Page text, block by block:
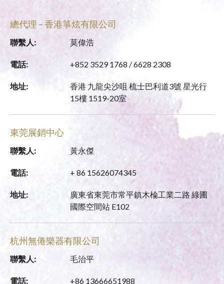
總代理 – 香港箏炫有限公司
聯繫人: 莫偉浩
電話: +852 3529 1768 / 6628 2308
地址:
香港 九龍尖沙咀 梳士巴利道3號 星光行
15樓 1519-20室
東莞展銷中心
聯繫人: 黃永傑
電話: + 86 15626074345
地址:
廣東省東莞市常平鎮木棆工業二路 綠圃
國際空間站 E102
杭州無倦樂器有限公司
聯繫人: 毛治平
電話: +86 13666651988